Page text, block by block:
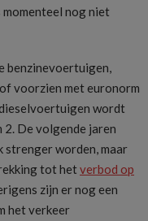
nog niet
benzinevoertuigen,
voorzien met euronorm
wordt
2. De volgende jaren
strenger worden, maar
tot hetverbod op
zijn er nog een
het verkeer